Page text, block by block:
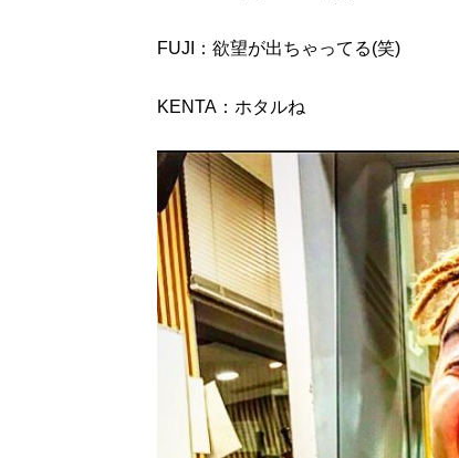
FUJI：欲望が出ちゃってる(笑)
KENTA：ホタルね